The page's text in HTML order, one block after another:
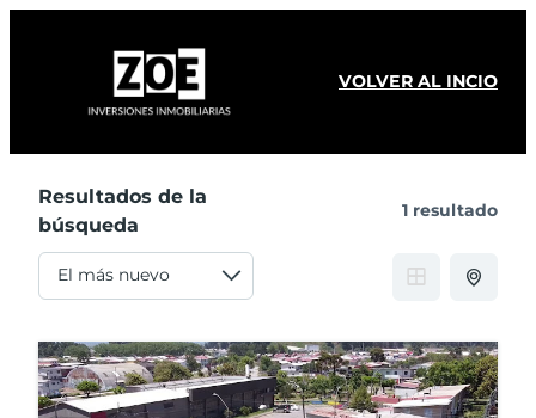
VOLVER AL INCIO
Resultados de la
búsqueda
1 resultado